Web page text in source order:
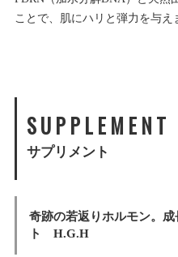
ことで、肌にハリと弾力を与え
SUPPLEMENT
サプリメント
奇跡の若返りホルモン。
ト H.G.H